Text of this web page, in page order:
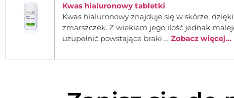
Kwas hialuronowy tabletki
Kwas hialuronowy znajduje się w skórze,
zmarszczek. Z wiekiem jego ilość jednak
uzupełnić powstające braki … Zobacz więcej...